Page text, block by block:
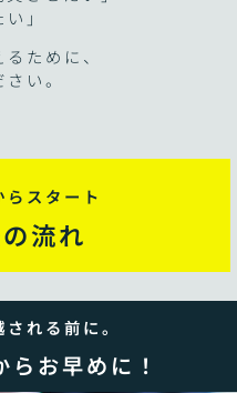
」
ために、
い。
らスタート
流れ
れる前に。
お早めに！